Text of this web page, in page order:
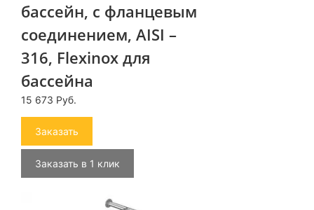
бассейн, с фланцевым
соединением, AISI –
316, Flexinox для
бассейна
15 673 Руб.
Заказать
Заказать в 1 клик